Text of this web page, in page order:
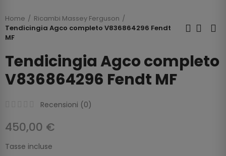
Home
Ricambi Massey Ferguson
Tendicingia Agco completo V836864296 Fendt
MF
Tendicingia Agco completo
V836864296 Fendt MF
Recensioni (0)
450,00 €
Tasse incluse